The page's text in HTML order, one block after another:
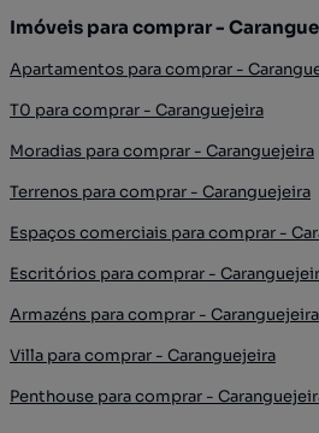
Imóveis para comprar -
Apartamentos para comprar -
T0 para comprar - Caranguejeira
Moradias para comprar - Caranguejeira
Terrenos para comprar - Caranguejeira
Espaços comerciais para comprar -
Escritórios para comprar -
Armazéns para comprar - Caranguejeira
Villa para comprar - Caranguejeira
Penthouse para comprar -